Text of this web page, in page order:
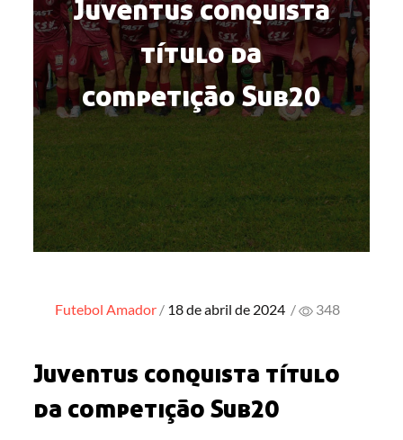
Juventus conquista
título da
competição Sub20
Futebol Amador Posted
18 de abril de 2024 / 348
Juventus conquista título
da competição Sub20